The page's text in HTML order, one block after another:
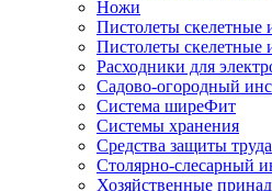
Ножи
Пистолеты скелетные
Пистолеты скелетные
Расходники для
Садово-огородный
Система ширеФит
Системы хранения
Средства защиты труда
Столярно-слесарный
Хозяйственные